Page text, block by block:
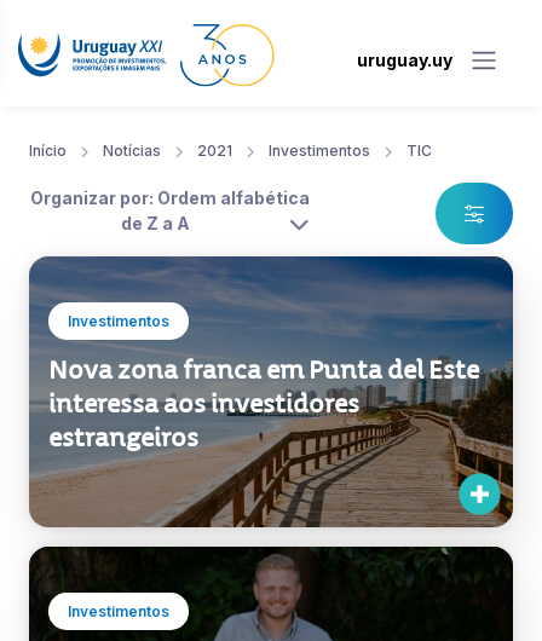
uruguay.uy
Início Notícias 2021 Investimentos TIC
Organizar por: Ordem alfabética
de Z a A
Investimentos
Nova zona franca em Punta del Este
interessa aos investidores
estrangeiros
Investimentos